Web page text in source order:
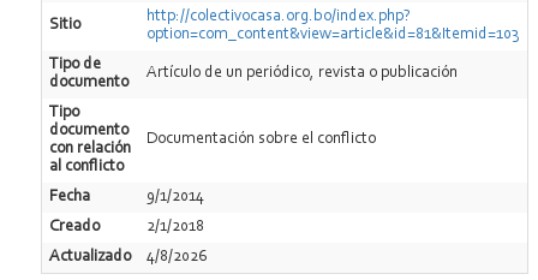
Sitio
http://colectivocasa.org.bo/index.php?
option=com_content&view=article&id=81&Itemid=103
Tipo de
documento
Artí­culo de un periódico, revista o publicación
Tipo
documento
con relación
al conflicto
Documentación sobre el conflicto
Fecha
9/1/2014
Creado
2/1/2018
Actualizado
4/8/2026